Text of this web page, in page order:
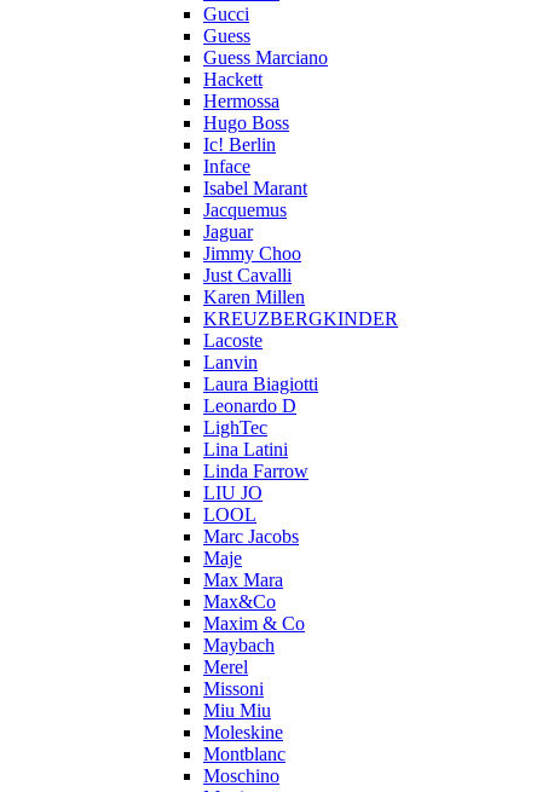
Gucci
Guess
Guess Marciano
Hackett
Hermossa
Hugo Boss
Ic! Berlin
Inface
Isabel Marant
Jacquemus
Jaguar
Jimmy Choo
Just Cavalli
Karen Millen
KREUZBERGKINDER
Lacoste
Lanvin
Laura Biagiotti
Leonardo D
LighTec
Lina Latini
Linda Farrow
LIU JO
LOOL
Marc Jacobs
Maje
Max Mara
Max&Co
Maxim & Co
Maybach
Merel
Missoni
Miu Miu
Moleskine
Montblanc
Moschino